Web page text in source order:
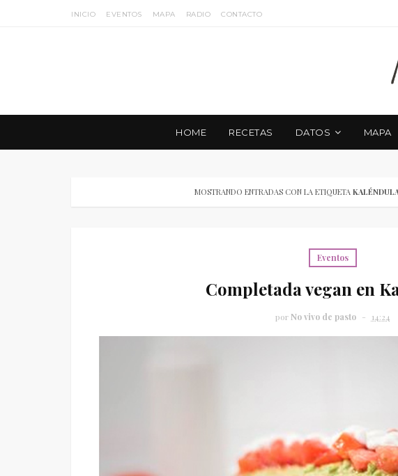
INICIO EVENTOS MAPA RADIO CONTACTO
HOME RECETAS DATOS MAPA
MOSTRANDO ENTRADAS CON LA ETIQUETA
Eventos
Completada vegan en
por No vivo de pasto 14:24